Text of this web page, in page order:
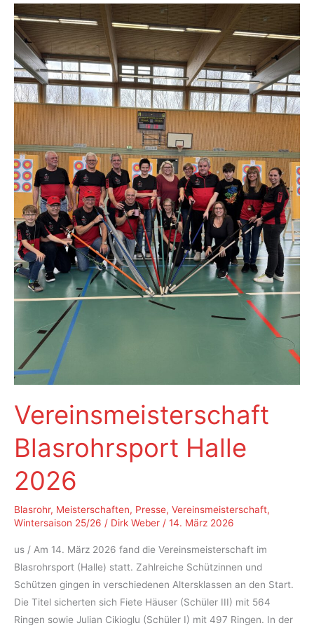
Vereinsmeisterschaft
Blasrohrsport Halle
2026
Blasrohr, Meisterschaften, Presse, Vereinsmeisterschaft,
Wintersaison 25/26 / Dirk Weber / 14. März 2026
us / Am 14. März 2026 fand die Vereinsmeisterschaft im
Blasrohrsport (Halle) statt. Zahlreiche Schützinnen und
Schützen gingen in verschiedenen Altersklassen an den Start.
Die Titel sicherten sich Fiete Häuser (Schüler III) mit 564
Ringen sowie Julian Cikioglu (Schüler I) mit 497 Ringen. In der